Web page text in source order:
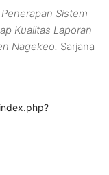
Sistem
Kualitas Laporan
Nagekeo. Sarjana